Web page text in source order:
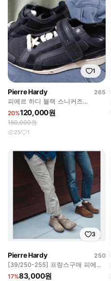
1
Pierre Hardy
265
피에르 하디 블랙 스니커즈
42(265)
20%120,000원
150,000원
25 1
3
Pierre Hardy
250
[39/250-255] 프랑스구매 피에르
하디 그레이 데저트 부츠
17%83,000원